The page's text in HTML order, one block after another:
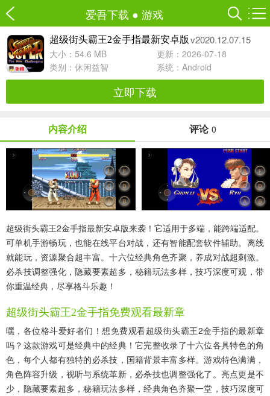
爱吾下载 ● 游戏
超级街头霸王2金手指最新安卓版 v2020.12.07.15
大小：54.6 MB
更新：2026-07-18
类别： 休闲益智 系统：Android
立即下载
内容介绍 评论 0
超级街头霸王2金手指最新安卓版来袭！它适用于多端，能跨端适配。
可单机手游畅玩，也能在线平台对战，还有智能配套软件辅助。离线
就能玩，资源聚合超丰富。十六位经典角色齐聚，养成对战超刺激。
必杀技调整强化，隐藏要素超多，秘籍玩法多样，技巧深度可观，带
你重温经典，尽享格斗乐趣！
超级街头霸王2金手指免费观看最新章
嘿，各位格斗爱好者们！想免费观看超级街头霸王2金手指的最新章
吗？这款游戏可是经典中的经典！它完整收录了十六位各具特色的角
色，每个人都有独特的必杀技，国籍背景丰富多样。游戏特色满满，
角色阵容升级，视听与系统革新，必杀技也调整强化了。亮点更是不
少，隐藏要素超多，秘籍玩法多样，经典角色齐聚一堂，技巧深度可